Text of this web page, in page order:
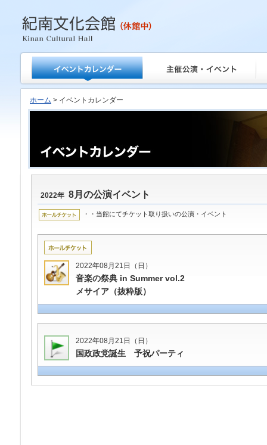
紀南文化会館
ホーム > イベントカレンダー
2022年 8月の公演イベント
・・当館にてチケット取り扱いの公演・イベント
2022年08月21日（日）
音楽の祭典 in Summer vol.2
メサイア（抜粋版）
2022年08月21日（日）
国政政党誕生 予祝パーティ